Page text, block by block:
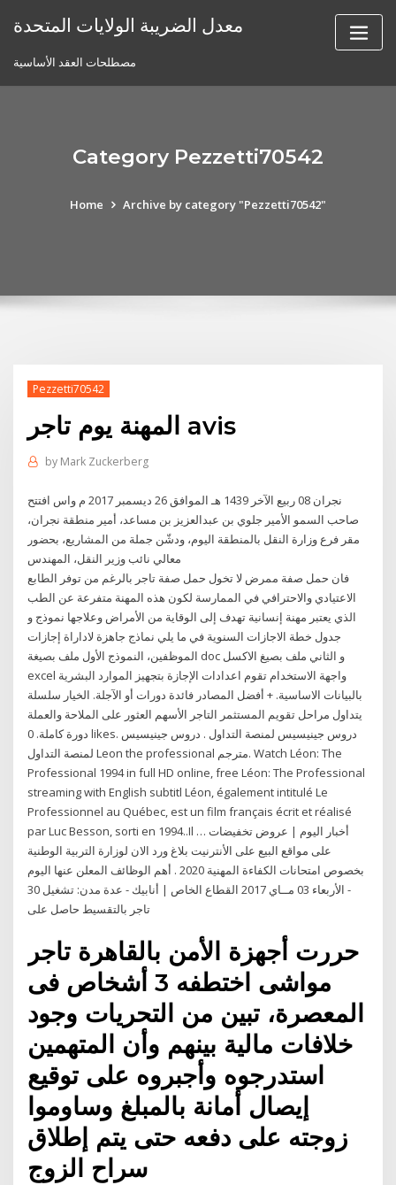
معدل الضريبة الولايات المتحدة
مصطلحات العقد الأساسية
Category Pezzetti70542
Home Archive by category "Pezzetti70542"
Pezzetti70542
المهنة يوم تاجر avis
by Mark Zuckerberg
نجران 08 ربيع الآخر 1439 هـ الموافق 26 ديسمبر 2017 م واس افتتح
صاحب السمو الأمير جلوي بن عبدالعزيز بن مساعد، أمير منطقة نجران،
مقر فرع وزارة النقل بالمنطقة اليوم، ودشّن جملة من المشاريع، بحضور
معالي نائب وزير النقل، المهندس
فان حمل صفة ممرض لا تخول حمل صفة تاجر بالرغم من توفر الطابع
الاعتيادي والاحترافي في الممارسة لكون هذه المهنة متفرعة عن الطب
الذي يعتبر مهنة إنسانية تهدف إلى الوقاية من الأمراض وعلاجها نموذج و
جدول خطة الاجازات السنوية في ما يلي نماذج جاهزة لاداراة إجازات
الموظفين، النموذج الأول ملف بصيغة doc و الثاني ملف بصيغ الاكسل
excel واجهة الاستخدام تقوم اعدادات الإجازة بتجهيز الموارد البشرية
بالبيانات الاساسية. + أفضل المصادر فائدة دورات أو الآجلة. الخيار سلسلة
يتداول مراحل تقويم المستثمر التاجر الأسهم العثور على الملاحة والعملة
دورة كاملة. 0 likes. دروس جينيسيس لمنصة التداول . دروس جينيسيس
لمنصة التداول Leon the professional مترجم. Watch Léon: The
Professional 1994 in full HD online, free Léon: The Professional
streaming with English subtitl Léon, également intitulé Le
Professionnel au Québec, est un film français écrit et réalisé
par Luc Besson, sorti en 1994..Il … أخبار اليوم | عروض تخفيضات
على مواقع البيع على الأنترنيت بلاغ ورد الان لوزارة التربية الوطنية
بخصوص امتحانات الكفاءة المهنية 2020 . أهم الوظائف المعلن عنها اليوم
- الأربعاء 03 مــاي 2017 القطاع الخاص | أنابيك - عدة مدن: تشغيل 30
تاجر بالتقسيط حاصل على
حررت أجهزة الأمن بالقاهرة تاجر
مواشى اختطفه 3 أشخاص فى
المعصرة، تبين من التحريات وجود
خلافات مالية بينهم وأن المتهمين
استدرجوه وأجبروه على توقيع
إيصال أمانة بالمبلغ وساوموا
زوجته على دفعه حتى يتم إطلاق
سراح الزوج